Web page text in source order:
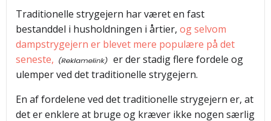
Traditionelle strygejern har været en fast
bestanddel i husholdningen i årtier, og selvom
dampstrygejern er blevet mere populære på det
seneste,
er der stadig flere fordele og
ulemper ved det traditionelle strygejern.
En af fordelene ved det traditionelle strygejern er, at
det er enklere at bruge og kræver ikke nogen særlig